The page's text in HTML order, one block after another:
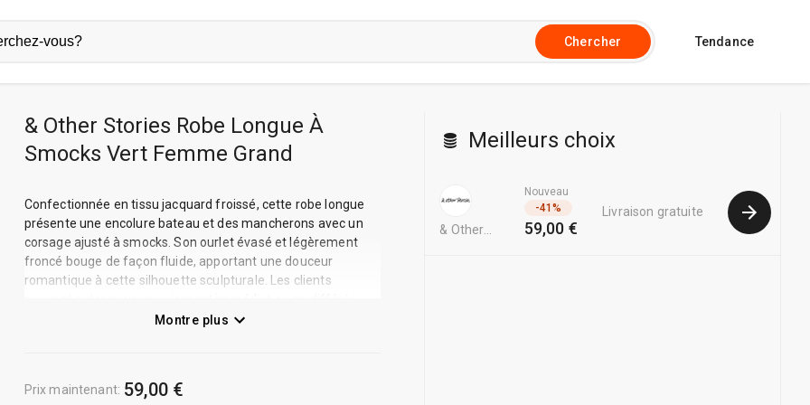
Chercher Tendance
& Other Stories Robe Longue À
Smocks Vert Femme Grand
Confectionnée en tissu jacquard froissé, cette robe longue
présente une encolure bateau et des mancherons avec un
corsage ajusté à smocks. Son ourlet évasé et légèrement
froncé bouge de façon fluide, apportant une douceur
romantique à cette silhouette sculpturale. Les clients
avec Klarna. Livraison standard gratuite pour les commandes
Montre plus
Prix maintenant: 59,00 €
Meilleurs choix
& Other
Nouveau
-41%
59,00 €
Livraison gratuite